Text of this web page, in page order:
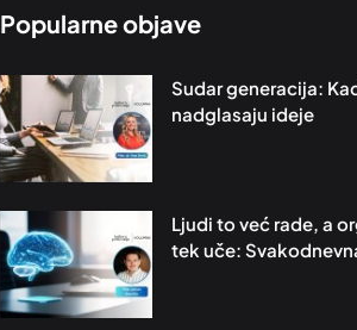
Popularne objave
Sudar generacija:
nadglasaju ideje
Ljudi to već rade, a
tek uče: